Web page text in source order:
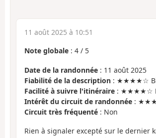
11 août 2025 à 10:51
Note globale : 4 / 5
Date de la randonnée : 11 août 2025
Fiabilité de la description : ★★★★☆
Facilité à suivre l'itinéraire : ★★★★☆
Intérêt du circuit de randonnée :
Circuit très fréquenté : Non
Rien à signaler excepté sur le dernier